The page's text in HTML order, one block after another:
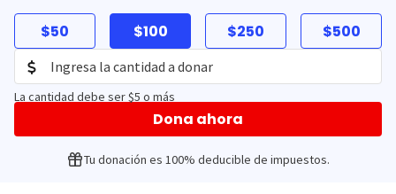
$50 $100 $250 $500
La cantidad debe ser $5 o más
Dona ahora
Tu donación es 100% deducible de impuestos.